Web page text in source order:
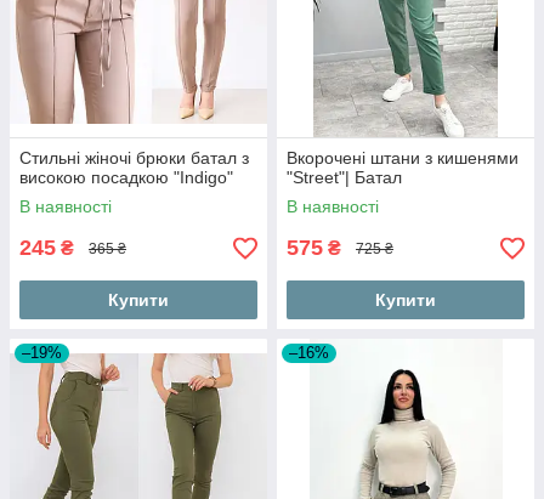
Стильні жіночі брюки батал з
високою посадкою "Indigo"
В наявності
245 ₴ 365 ₴
Купити
Вкорочені штани з кишенями
"Street"| Батал
В наявності
575 ₴ 725 ₴
Купити
–19% –16%